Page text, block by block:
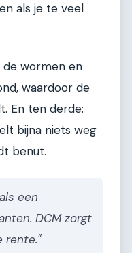
als je te veel
wormen en
waardoor de
En ten derde:
bijna niets weg
benut.
een
DCM zorgt
rente."